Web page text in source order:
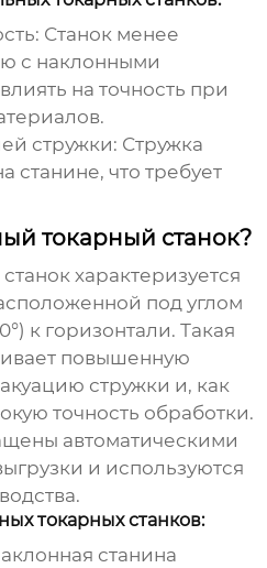
Станок менее
с наклонными
на точность при
стружки: Стружка
станине, что требует
токарный станок?
характеризуется
под углом
к горизонтали. Такая
повышенную
стружки и, как
точность обработки.
автоматическими
и используются
токарных станков:
станина